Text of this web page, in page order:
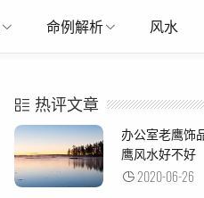
命例解析 风水
热评文章
办公室老鹰饰
鹰风水好不好
2020-06-26